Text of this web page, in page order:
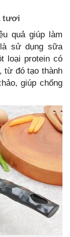
tươi
quả giúp làm
sử dụng sữa
loại protein có
từ đó tạo thành
giúp chống